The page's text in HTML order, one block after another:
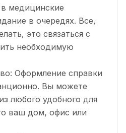
медицинские
в очередях. Все,
это связаться с
необходимую
Оформление справки
Вы можете
любого удобного для
ваш дом, офис или